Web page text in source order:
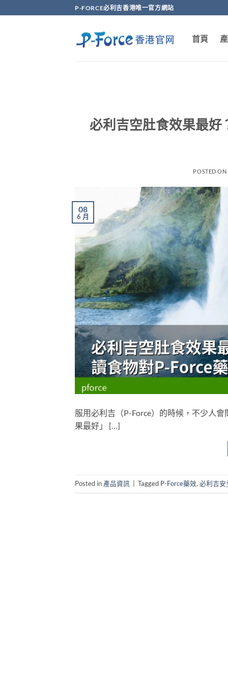
to
P-FORCE必利吉香港唯一官方網站
首頁
必利吉空肚食效果最好
POSTED ON
08
6 月
服用必利吉（P-Force）的時候，不少人
果最好」 […]
Posted in 產品資訊 Tagged P-Force藥效, 必利吉安